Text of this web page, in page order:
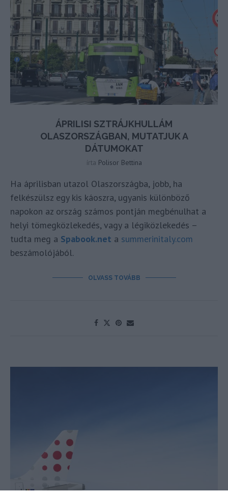
ÁPRILISI SZTRÁJKHULLÁM
OLASZORSZÁGBAN, MUTATJUK A
DÁTUMOKAT
írta Polisor Bettina
Ha áprilisban utazol Olaszországba, jobb, ha
felkészülsz egy kis káoszra, ugyanis különböző
napokon az ország számos pontján megbénulhat a
helyi tömegközlekedés, vagy a légiközlekedés –
tudta meg a Spabook.net a summerinitaly.com
beszámolójából.
OLVASS TOVÁBB